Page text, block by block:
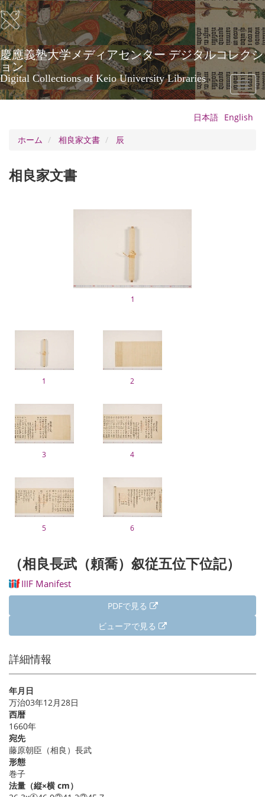
メ
イ
ン
コ
ン
テ
ン
ツ
に
慶應義塾大学メディアセンター デジタルコレクシ
ョン
Digital Collections of Keio University Libraries
Toggle
日本語 English
ホーム
相良家文書 辰
相良家文書
1
1 2
3 4
5 6
（相良長武（頼喬）叙従五位下位記）
IIIF Manifest
PDFで見る
ビューアで見る
詳細情報
年月日
万治03年12月28日
西暦
1660年
宛先
藤原朝臣（相良）長武
形態
巻子
法量（縦×横 cm）